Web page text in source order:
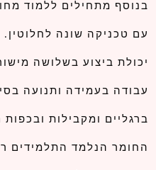
בנוסף מתחילים ללמוד
עם טכניקה שונה
יכולת ביצוע בשלושה
עבודה בעמידה ותנועה
ברגליים ומקבילות
החומר הנלמד התלמידים